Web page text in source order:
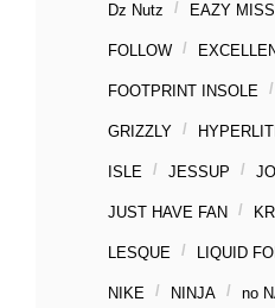
Dz Nutz EAZY MISS
FOLLOW
FOOTPRINT INSOLE
GRIZZLY
ISLE JESSUP
JUST HAVE FAN
LESQUE LIQUID
NIKE NINJA no